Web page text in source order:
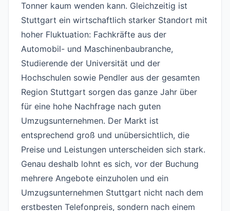
Tonner kaum wenden kann. Gleichzeitig ist
Stuttgart ein wirtschaftlich starker Standort mit
hoher Fluktuation: Fachkräfte aus der
Automobil- und Maschinenbaubranche,
Studierende der Universität und der
Hochschulen sowie Pendler aus der gesamten
Region Stuttgart sorgen das ganze Jahr über
für eine hohe Nachfrage nach guten
Umzugsunternehmen. Der Markt ist
entsprechend groß und unübersichtlich, die
Preise und Leistungen unterscheiden sich stark.
Genau deshalb lohnt es sich, vor der Buchung
mehrere Angebote einzuholen und ein
Umzugsunternehmen Stuttgart nicht nach dem
erstbesten Telefonpreis, sondern nach einem